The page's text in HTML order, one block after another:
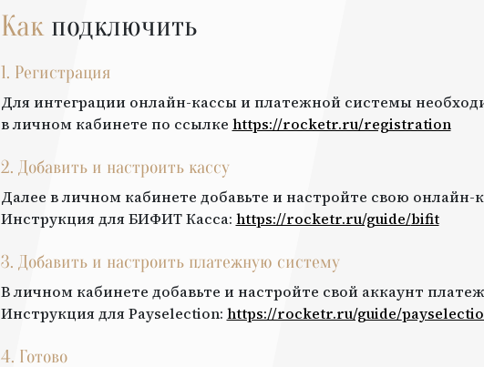
Какподключить
1. Регистрация
Для интеграции онлайн-кассы и платежной системы
в личном кабинете по ссылке https://rocketr.ru/registration
2. Добавить и настроить кассу
Далее в личном кабинете добавьте и настройте свою онлайн-
Инструкция дляБИФИТ Касса: https://rocketr.ru/guide/bifit
3. Добавить и настроить платежную систему
В личном кабинете добавьте и настройте свой аккаунт
Инструкция дляPayselection: https://rocketr.ru/guide/
4. Готово